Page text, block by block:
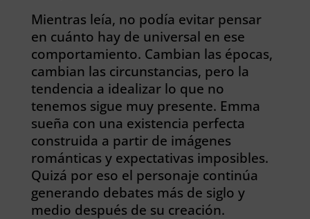
Mientras leía, no podía evitar pensar
en cuánto hay de universal en ese
comportamiento. Cambian las épocas,
cambian las circunstancias, pero la
tendencia a idealizar lo que no
tenemos sigue muy presente. Emma
sueña con una existencia perfecta
construida a partir de imágenes
románticas y expectativas imposibles.
Quizá por eso el personaje continúa
generando debates más de siglo y
medio después de su creación.